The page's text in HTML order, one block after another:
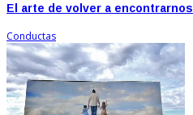
El arte de volver a encontrarnos
Conductas